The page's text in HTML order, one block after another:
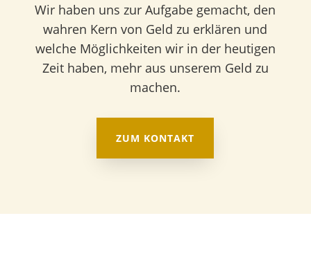
Wir haben uns zur Aufgabe gemacht, den
wahren Kern von Geld zu erklären und
welche Möglichkeiten wir in der heutigen
Zeit haben, mehr aus unserem Geld zu
machen.
ZUM KONTAKT